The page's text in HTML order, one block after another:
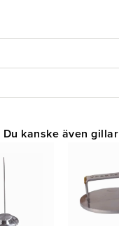
Du kanske även gillar